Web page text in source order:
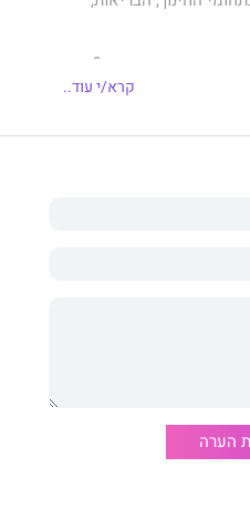
מצדיקה את עצמה?
מחדש על נחיצותה
לערער מוסכמות
ערכים, זלזול בחיי אדם
לאומית (הטכניון), הוא
קרא/י עוד..
הערה